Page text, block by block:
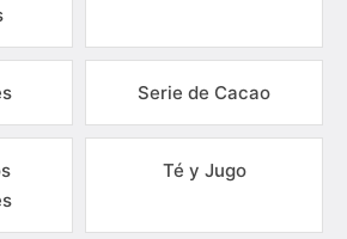
Serie de Cacao
Té y Jugo